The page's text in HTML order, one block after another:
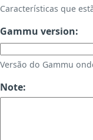
Características que
Gammu version:
Versão do Gammu
Note: